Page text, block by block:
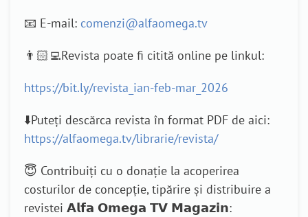
📧 E-mail: comenzi@alfaomega.tv
👨🏻‍💻Revista poate fi citită online pe linkul:
https://bit.ly/revista_ian-feb-mar_2026
⬇️Puteți descărca revista în format PDF de aici:
https://alfaomega.tv/librarie/revista/
😇 Contribuiți cu o donație la acoperirea
costurilor de concepție, tipărire și distribuire a
revistei 𝗔𝗹𝗳𝗮 𝗢𝗺𝗲𝗴𝗮 𝗧𝗩 𝗠𝗮𝗴𝗮𝘇𝗶𝗻: